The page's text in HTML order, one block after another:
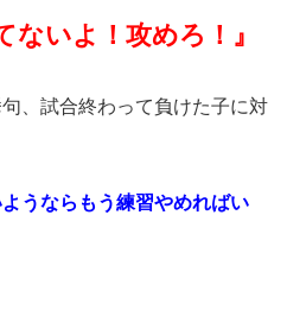
ないよ！攻めろ！』
、試合終わって負けた子に対
うならもう練習やめればい